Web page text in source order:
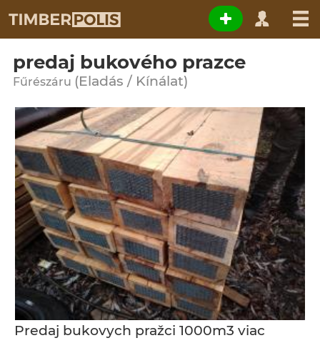
predaj bukového prazce
Fűrészáru (Eladás / Kínálat)
Predaj bukovych pražci 1000m3 viac